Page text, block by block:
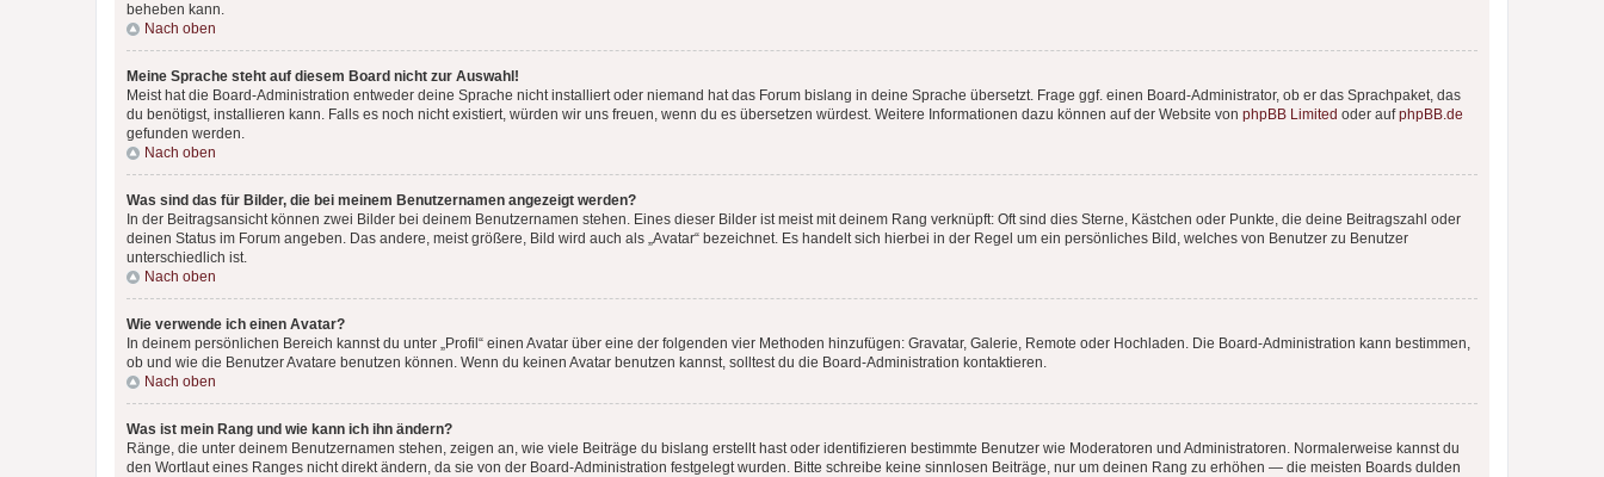
beheben kann.
Nach oben
Meine Sprache steht auf diesem Board nicht zur Auswahl!
Meist hat die Board-Administration entweder deine Sprache nicht installiert oder niemand hat das Forum bislang in deine Sprache übersetzt. Frage ggf. einen Board-Administrator, ob er das Sprachpaket, das
du benötigst, installieren kann. Falls es noch nicht existiert, würden wir uns freuen, wenn du es übersetzen würdest. Weitere Informationen dazu können auf der Website von phpBB Limited oder aufphpBB.de
gefunden werden.
Nach oben
Was sind das für Bilder, die bei meinem Benutzernamen angezeigt werden?
In der Beitragsansicht können zwei Bilder bei deinem Benutzernamen stehen. Eines dieser Bilder ist meist mit deinem Rang verknüpft: Oft sind dies Sterne, Kästchen oder Punkte, die deine Beitragszahl oder
deinen Status im Forum angeben. Das andere, meist größere, Bild wird auch als „Avatar“ bezeichnet. Es handelt sich hierbei in der Regel um ein persönliches Bild, welches von Benutzer zu Benutzer
unterschiedlich ist.
Nach oben
Wie verwende ich einen Avatar?
In deinem persönlichen Bereich kannst du unter „Profil“ einen Avatar über eine der folgenden vier Methoden hinzufügen: Gravatar, Galerie, Remote oder Hochladen. Die Board-Administration kann bestimmen,
ob und wie die Benutzer Avatare benutzen können. Wenn du keinen Avatar benutzen kannst, solltest du die Board-Administration kontaktieren.
Nach oben
Was ist mein Rang und wie kann ich ihn ändern?
Ränge, die unter deinem Benutzernamen stehen, zeigen an, wie viele Beiträge du bislang erstellt hast oder identifizieren bestimmte Benutzer wie Moderatoren und Administratoren. Normalerweise kannst du
den Wortlaut eines Ranges nicht direkt ändern, da sie von der Board-Administration festgelegt wurden. Bitte schreibe keine sinnlosen Beiträge, nur um deinen Rang zu erhöhen — die meisten Boards dulden